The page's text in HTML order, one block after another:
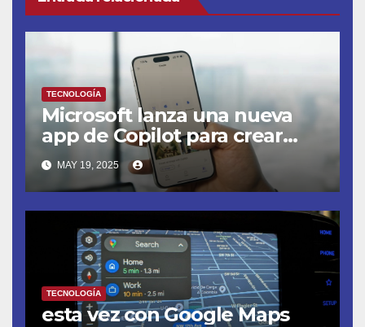
TECNOLOGÍA
Microsoft lanza una nueva
app de Copilot para crear
agentes de IA
MAY 19, 2025
TECNOLOGÍA
esta vez con Google Maps